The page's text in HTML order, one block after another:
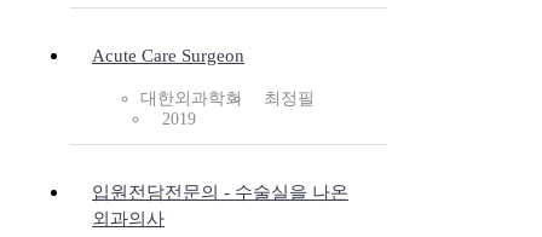
Acute Care Surgeon
대한외과학회
최정필
2019
입원전담전문의 - 수술실을 나온
외과의사